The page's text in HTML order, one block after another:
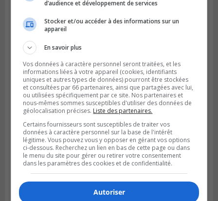
Publié le 6 août 2026 à 05h39
La grenade du camping du lac Cristal était
inoffensive
d’audience et développement de services
Stocker et/ou accéder à des informations sur un
appareil
En savoir plus
Vos données à caractère personnel seront traitées, et les
informations liées à votre appareil (cookies, identifiants
uniques et autres types de données) pourront être stockées
et consultées par 66 partenaires, ainsi que partagées avec lui,
ou utilisées spécifiquement par ce site. Nos partenaires et
nous-mêmes sommes susceptibles d'utiliser des données de
géolocalisation précises. Liste des partenaires.
Certains fournisseurs sont susceptibles de traiter vos
données à caractère personnel sur la base de l'intérêt
légitime. Vous pouvez vous y opposer en gérant vos options
ci-dessous. Recherchez un lien en bas de cette page ou dans
le menu du site pour gérer ou retirer votre consentement
dans les paramètres des cookies et de confidentialité.
Autoriser